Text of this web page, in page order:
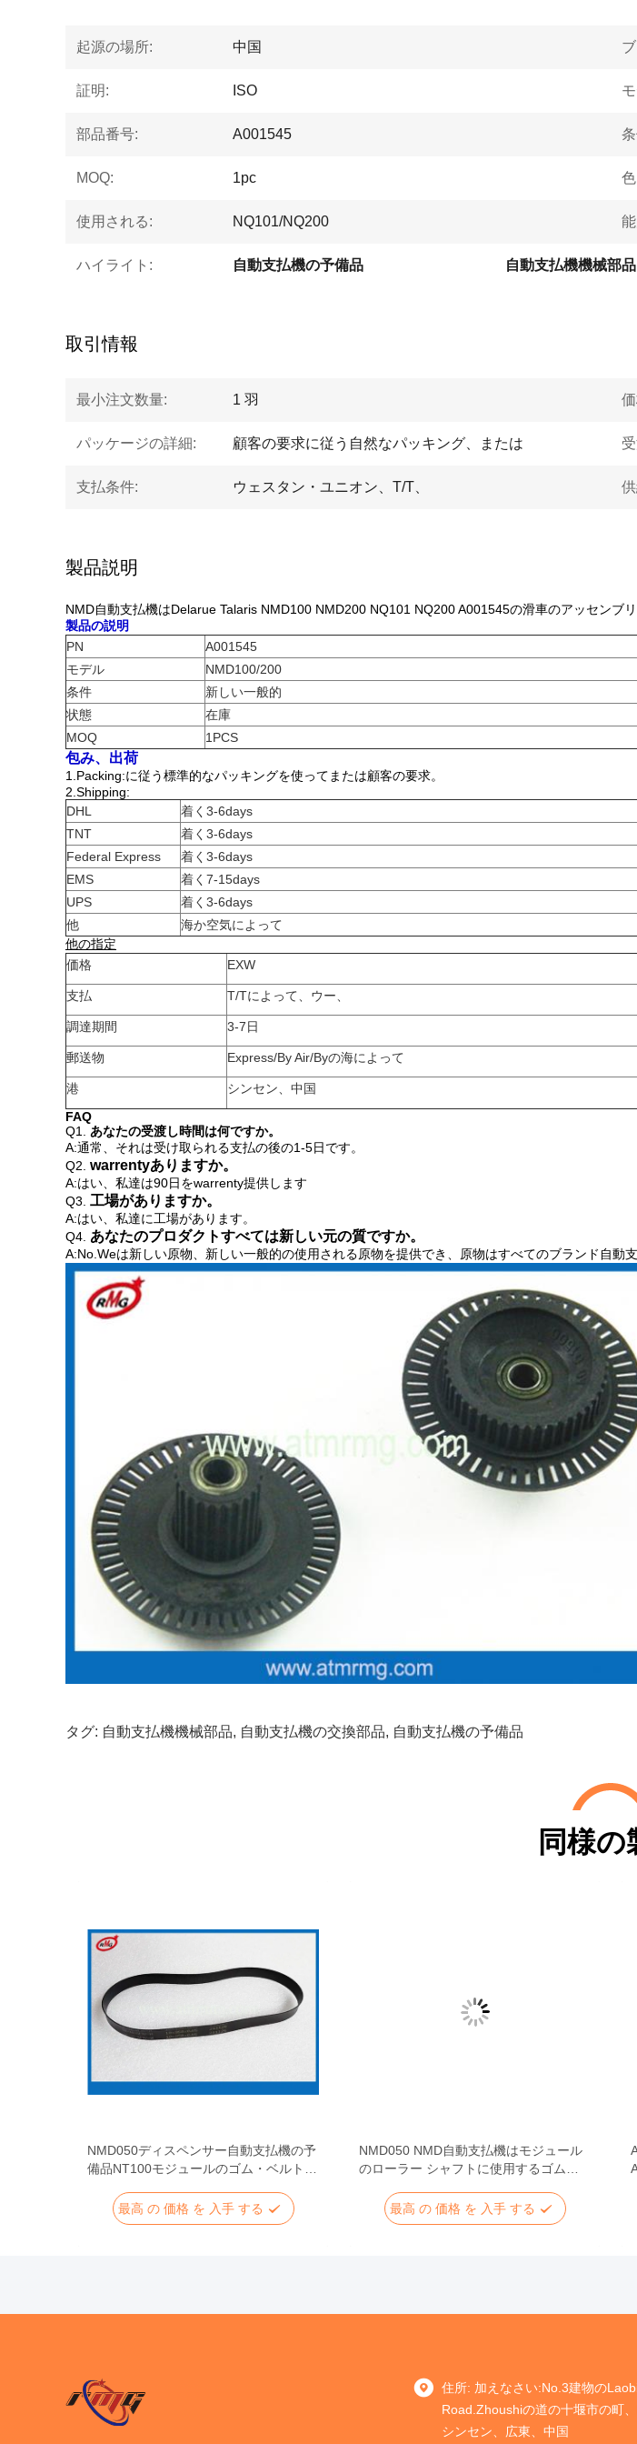
起源の場所: 中国
証明: ISO
部品番号: A001545
MOQ: 1pc
使用される: NQ101/NQ200
ハイライト: 自動支払機の予備品 自動支払機機械部品
取引情報
最小注文数量: 1 羽
パッケージの詳細: 顧客の要求に従う自然なパッキング、または
支払条件: ウェスタン・ユニオン、T/T、
製品説明
NMD自動支払機はDelarue Talaris NMD100 NMD200 NQ101 NQ200 A001545の滑車のアッセンブ
製品の説明
PN
A001545
モデル
NMD100/200
条件
新しい一般的
状態
在庫
MOQ
1PCS
包み、出荷
1.Packing:に従う標準的なパッキングを使ってまたは顧客の要求。
2.Shipping:
DHL
着く3-6days
TNT
着く3-6days
Federal Express
着く3-6days
EMS
着く7-15days
UPS
着く3-6days
他
海か空気によって
他の指定
価格
EXW
支払 T/Tによって、ウー、
調達期間 3-7日
郵送物 Express/By Air/Byの海によって
港
シンセン、中国
FAQ
Q1. あなたの受渡し時間は何ですか。
A:通常、それは受け取られる支払の後の1-5日です。
Q2. warrentyありますか。
A:はい、私達は90日をwarrenty提供します
Q3. 工場がありますか。
A:はい、私達に工場があります。
Q4. あなたのプロダクトすべては新しい元の質ですか。
A:No.Weは新しい原物、新しい一般的の使用される原物を提供でき、 原物はすべてのブランド自動
タグ: 自動支払機機械部品, 自動支払機の交換部品, 自動支払機の予備品
同様の
NMD050ディスペンサー自動支払機の予
備品NT100モジュールのゴム・ベルト
最高 の 価格 を 入手 する
NMD050 NMD自動支払機はモジュール
のローラー シャフトに使用するゴム製
最高 の 価格 を 入手 する
住所: 加えなさい:No.3建物の
Road.Zhoushiの道の十堰市の町、
シンセン、広東、中国